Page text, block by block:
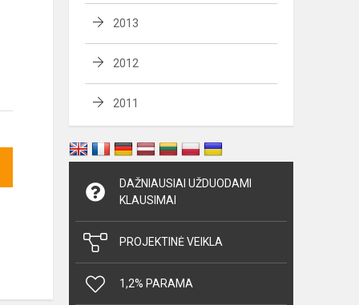
2013
2012
2011
DAŽNIAUSIAI UŽDUODAMI
KLAUSIMAI
PROJEKTINĖ VEIKLA
1,2% PARAMA